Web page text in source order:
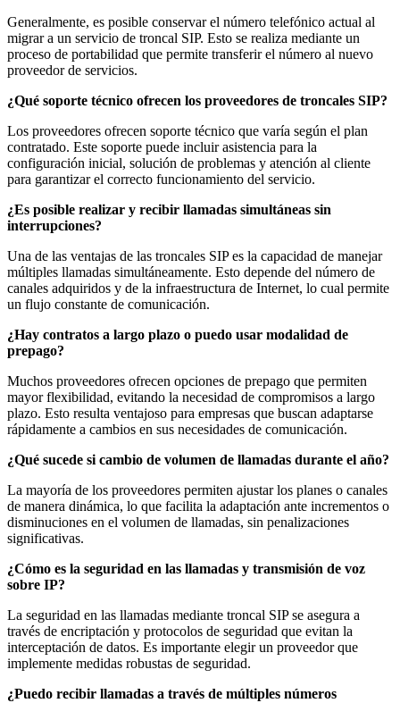
Generalmente, es posible conservar el número telefónico actual al
migrar a un servicio de troncal SIP. Esto se realiza mediante un
proceso de portabilidad que permite transferir el número al nuevo
proveedor de servicios.
¿Qué soporte técnico ofrecen los proveedores de troncales SIP?
Los proveedores ofrecen soporte técnico que varía según el plan
contratado. Este soporte puede incluir asistencia para la
configuración inicial, solución de problemas y atención al cliente
para garantizar el correcto funcionamiento del servicio.
¿Es posible realizar y recibir llamadas simultáneas sin
interrupciones?
Una de las ventajas de las troncales SIP es la capacidad de manejar
múltiples llamadas simultáneamente. Esto depende del número de
canales adquiridos y de la infraestructura de Internet, lo cual permite
un flujo constante de comunicación.
¿Hay contratos a largo plazo o puedo usar modalidad de
prepago?
Muchos proveedores ofrecen opciones de prepago que permiten
mayor flexibilidad, evitando la necesidad de compromisos a largo
plazo. Esto resulta ventajoso para empresas que buscan adaptarse
rápidamente a cambios en sus necesidades de comunicación.
¿Qué sucede si cambio de volumen de llamadas durante el año?
La mayoría de los proveedores permiten ajustar los planes o canales
de manera dinámica, lo que facilita la adaptación ante incrementos o
disminuciones en el volumen de llamadas, sin penalizaciones
significativas.
¿Cómo es la seguridad en las llamadas y transmisión de voz
sobre IP?
La seguridad en las llamadas mediante troncal SIP se asegura a
través de encriptación y protocolos de seguridad que evitan la
interceptación de datos. Es importante elegir un proveedor que
implemente medidas robustas de seguridad.
¿Puedo recibir llamadas a través de múltiples números